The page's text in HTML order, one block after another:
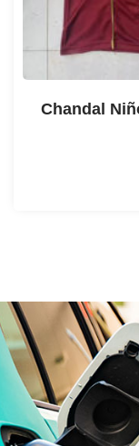
Chandal